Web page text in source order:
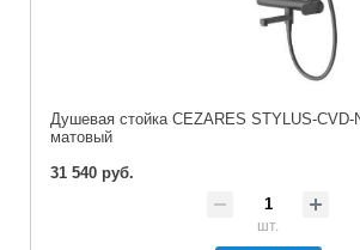
Душевая стойка CEZARES STYLUS-
матовый
31 540 руб.
шт.